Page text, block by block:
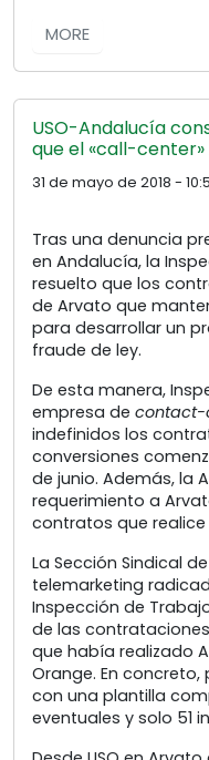
MORE
USO-Andalucía
que el «call-center»
31 de mayo de 2018 -
Tras una denuncia
en Andalucía, la
resuelto que los
de Arvato que
para desarrollar un
fraude de ley.
De esta manera,
empresa de contact-
indefinidos los
conversiones
de junio. Además, la
requerimiento a
contratos que
La Sección Sindical
telemarketing
Inspección de
de las
que había realizado
Orange. En
con una plantilla
eventuales y solo 51